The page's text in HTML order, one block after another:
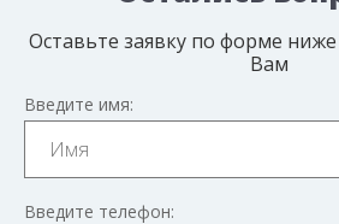
Оставьте заявку по форме
Вам
Введите имя:
Введите телефон: